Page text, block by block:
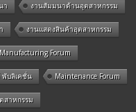
า งานสัมมนาด้านอุตสาหกรรม
งานแสดงสินค้าอุตสาหกรรม
Forum
พับลิเคชั่น Maintenance Forum
สาหกรรม